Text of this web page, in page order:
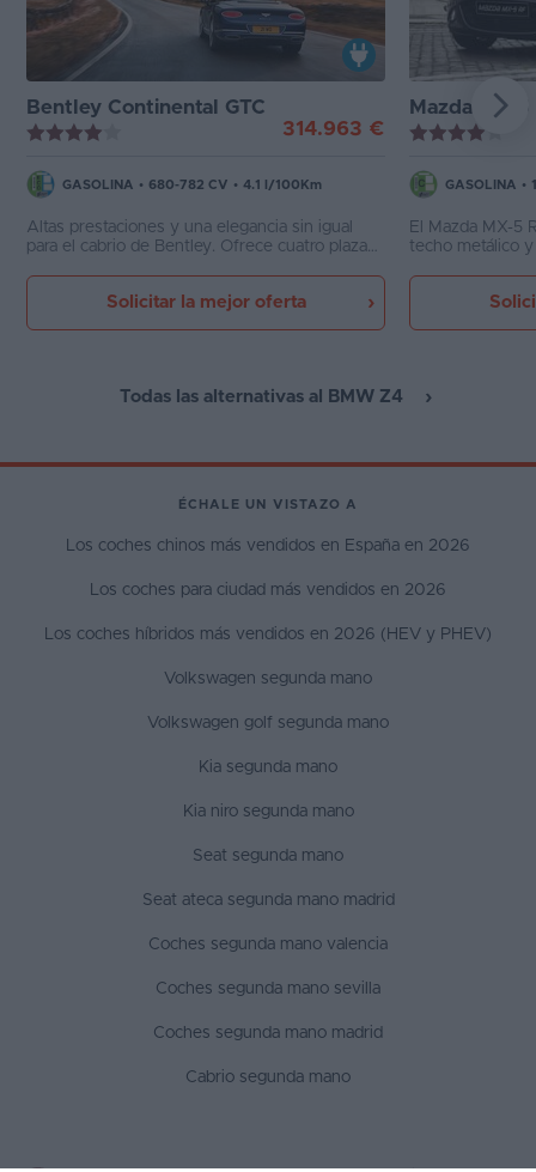
Bentley Continental GTC
314.963 €
GASOLINA • 680-782 CV • 4.1 l/100Km
Altas prestaciones y una elegancia sin igual
para el cabrio de Bentley. Ofrece cuatro plazas
metros es un vehículo con un comportamiento
sensacionalSolicitar la mejor oferta
Mazda MX-5
GASOLINA •
El Mazda MX-5
techo metálico
el techo, justo
con un
eléctrico. Eso lo
del MX-5
Todas las alternativas al BMW Z4
ÉCHALE UN VISTAZO A
Los coches chinos más vendidos en España en 2026
Los coches para ciudad más vendidos en 2026
Los coches híbridos más vendidos en 2026 (HEV y PHEV)
Volkswagen segunda mano
Volkswagen golf segunda mano
Kia segunda mano
Kia niro segunda mano
Seat segunda mano
Seat ateca segunda mano madrid
Coches segunda mano valencia
Coches segunda mano sevilla
Coches segunda mano madrid
Cabrio segunda mano